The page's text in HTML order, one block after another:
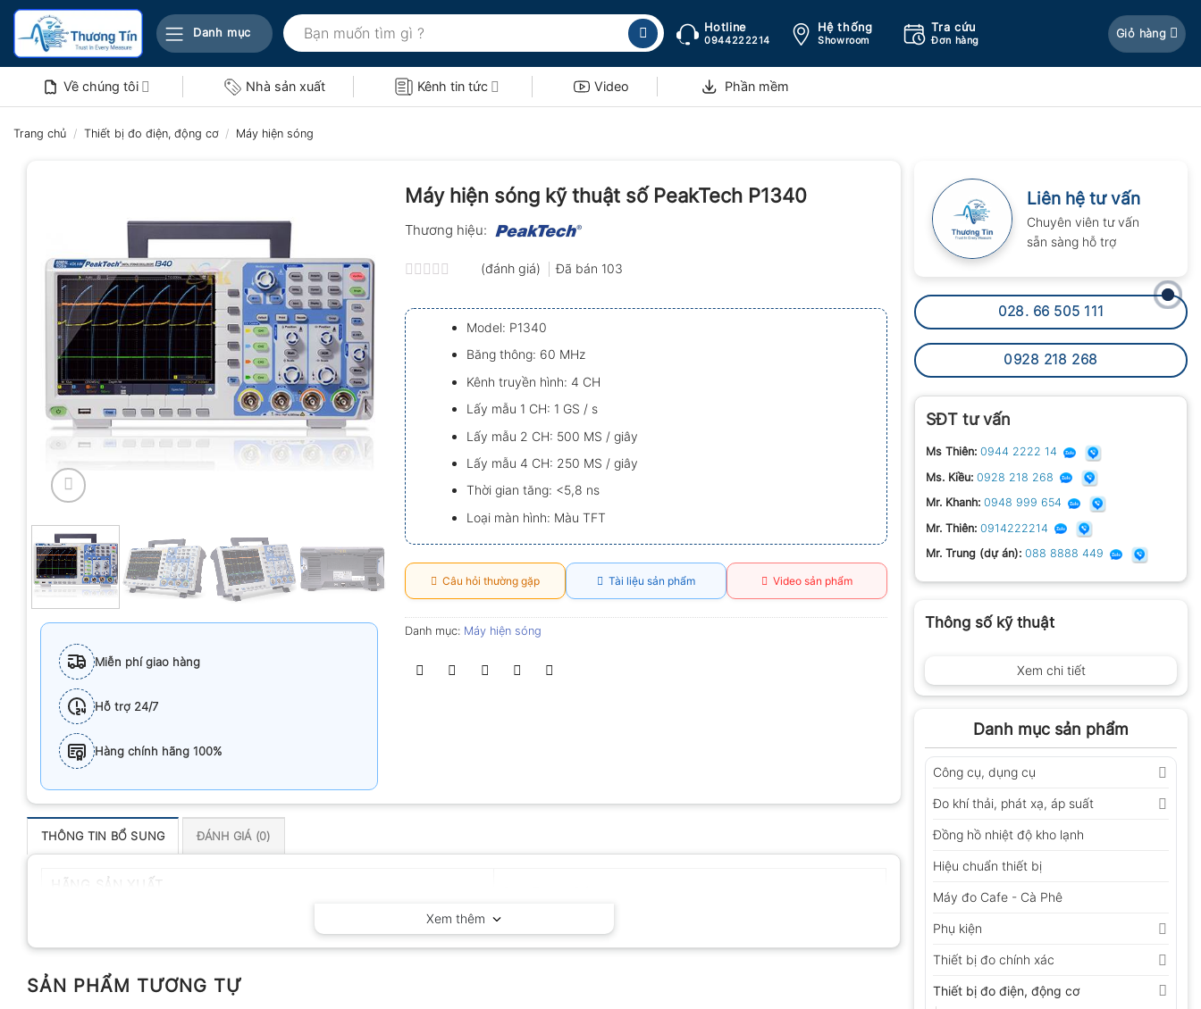
Bỏ
nội
Danh mục
Tìm
kiếm:
Hotline
0944222214
Hệ thống
Showroom
Tra cứu
Đơn hàng
Giỏ hàng
Về chúng tôi Nhà sản xuất Kênh tin tức Video Phần mềm
Trang chủ / Thiết bị đo điện, động cơ / Máy hiện sóng
Liên hệ tư vấn
Chuyên viên tư vấn
sẵn sàng hỗ trợ
028. 66 505 111
0928 218 268
SĐT tư vấn
Ms Thiên: 0944 2222 14
Ms. Kiều: 0928 218 268
Mr. Khanh: 0948 999 654
Mr. Thiên: 0914222214
Mr. Trung (dự án): 088 8888 449
Thông số kỹ thuật
Xem chi tiết
Danh mục sản phẩm
Công cụ, dụng cụ
Đo khí thải, phát xạ, áp suất
Đồng hồ nhiệt độ kho lạnh
Hiệu chuẩn thiết bị
Máy đo Cafe - Cà Phê
Phụ kiện
Thiết bị đo chính xác
Thiết bị đo điện, động cơ
Miễn phí giao hàng
Hỗ trợ 24/7
Hàng chính hãng 100%
Máy hiện sóng kỹ thuật số PeakTech P1340
Thương hiệu:
xếp
hạng
0.0
5
sao
(đánh giá) Đã bán 103
Model: P1340
Băng thông: 60 MHz
Kênh truyền hình: 4 CH
Lấy mẫu 1 CH: 1 GS / s
Lấy mẫu 2 CH: 500 MS / giây
Lấy mẫu 4 CH: 250 MS / giây
Thời gian tăng: <5,8 ns
Loại màn hình: Màu TFT
Câu hỏi thường gặp Tài liệu sản phẩm Video sản phẩm
Danh mục: Máy hiện sóng
THÔNG TIN BỔ SUNG ĐÁNH GIÁ (0)
Xem thêm
SẢN PHẨM TƯƠNG TỰ